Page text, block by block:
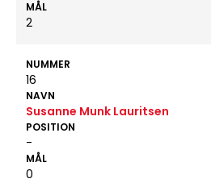
MÅL
2
NUMMER
16
NAVN
Susanne Munk Lauritsen
POSITION
-
MÅL
0